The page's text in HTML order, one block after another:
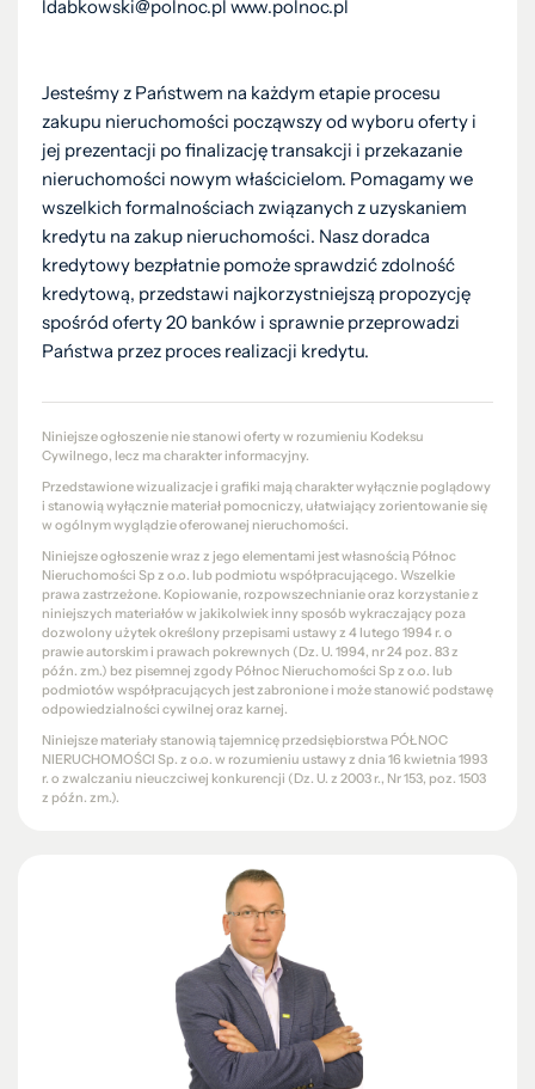
ldabkowski@polnoc.pl www.polnoc.pl
Jesteśmy z Państwem na każdym etapie procesu
zakupu nieruchomości począwszy od wyboru oferty i
jej prezentacji po finalizację transakcji i przekazanie
nieruchomości nowym właścicielom. Pomagamy we
wszelkich formalnościach związanych z uzyskaniem
kredytu na zakup nieruchomości. Nasz doradca
kredytowy bezpłatnie pomoże sprawdzić zdolność
kredytową, przedstawi najkorzystniejszą propozycję
spośród oferty 20 banków i sprawnie przeprowadzi
Państwa przez proces realizacji kredytu.
Niniejsze ogłoszenie nie stanowi oferty w rozumieniu Kodeksu
Cywilnego, lecz ma charakter informacyjny.
Przedstawione wizualizacje i grafiki mają charakter wyłącznie poglądowy
i stanowią wyłącznie materiał pomocniczy, ułatwiający zorientowanie się
w ogólnym wyglądzie oferowanej nieruchomości.
Niniejsze ogłoszenie wraz z jego elementami jest własnością Północ
Nieruchomości Sp z o.o. lub podmiotu współpracującego. Wszelkie
prawa zastrzeżone. Kopiowanie, rozpowszechnianie oraz korzystanie z
niniejszych materiałów w jakikolwiek inny sposób wykraczający poza
dozwolony użytek określony przepisami ustawy z 4 lutego 1994 r. o
prawie autorskim i prawach pokrewnych (Dz. U. 1994, nr 24 poz. 83 z
późn. zm.) bez pisemnej zgody Północ Nieruchomości Sp z o.o. lub
podmiotów współpracujących jest zabronione i może stanowić podstawę
odpowiedzialności cywilnej oraz karnej.
Niniejsze materiały stanowią tajemnicę przedsiębiorstwa PÓŁNOC
NIERUCHOMOŚCI Sp. z o.o. w rozumieniu ustawy z dnia 16 kwietnia 1993
r. o zwalczaniu nieuczciwej konkurencji (Dz. U. z 2003 r., Nr 153, poz. 1503
z późn. zm.).